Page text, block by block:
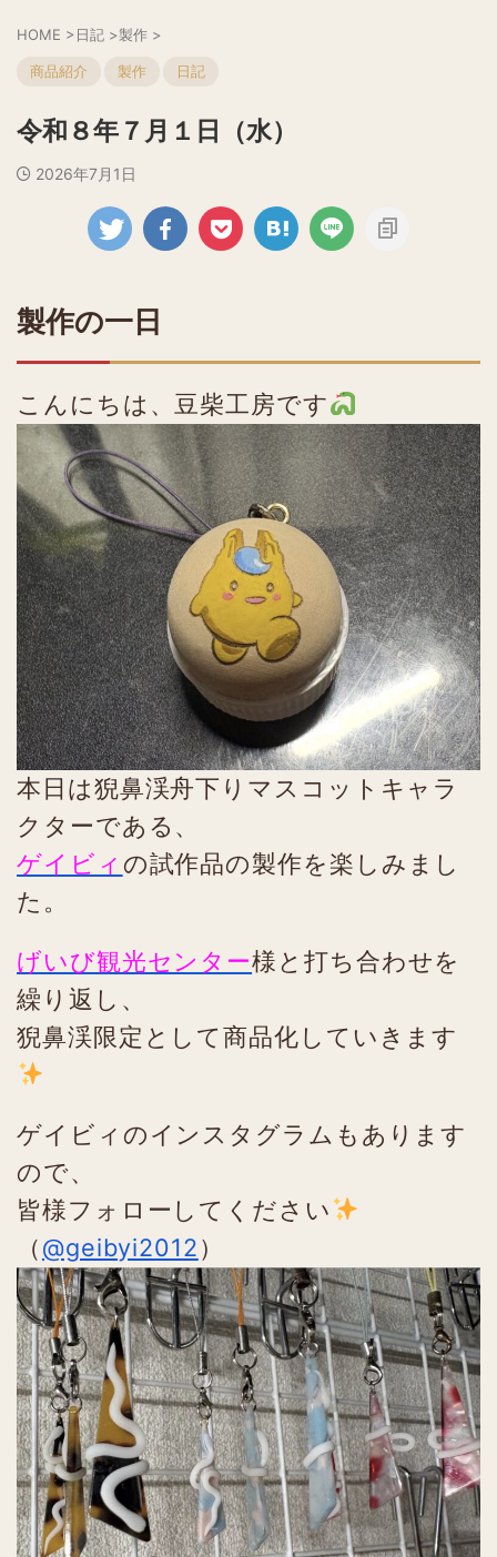
HOME >日記 >製作 >
商品紹介 製作 日記
令和８年７月１日（水）
2026年7月1日
製作の一日
こんにちは、豆柴工房です
本日は猊鼻渓舟下りマスコットキャラ
クターである、
ゲイビィ の試作品の製作を楽しみまし
た。
げいび観光センター様と打ち合わせを
繰り返し、
猊鼻渓限定として商品化していきます
ゲイビィのインスタグラムもあります
ので、
皆様フォローしてください
（@geibyi2012）